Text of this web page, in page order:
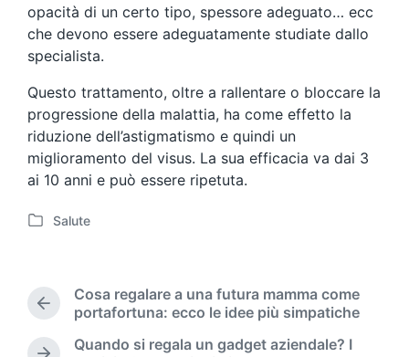
opacità di un certo tipo, spessore adeguato… ecc
che devono essere adeguatamente studiate dallo
specialista.
Questo trattamento, oltre a rallentare o bloccare la
progressione della malattia, ha come effetto la
riduzione dell’astigmatismo e quindi un
miglioramento del visus. La sua efficacia va dai 3
ai 10 anni e può essere ripetuta.
P
e
Salute
P
e
Cosa regalare a una futura mamma come
portafortuna: ecco le idee più simpatiche
Quando si regala un gadget aziendale? I